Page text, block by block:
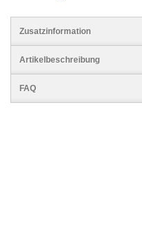
Zusatzinformation
Artikelbeschreibung
FAQ